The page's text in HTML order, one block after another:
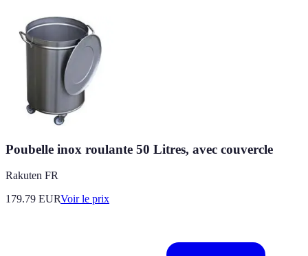
Poubelle inox roulante 50 Litres, avec couvercle
Rakuten FR
179.79 EURVoir le prix